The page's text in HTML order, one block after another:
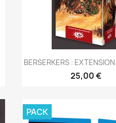
Aperçu
BERSERKERS :
25,00 €
PACK